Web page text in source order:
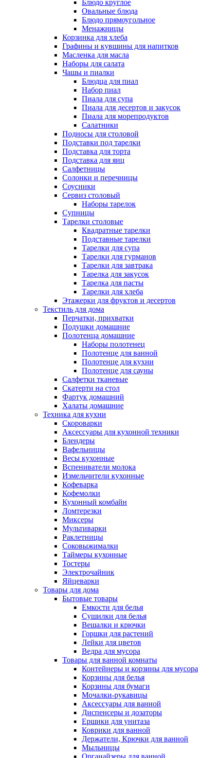
Блюдо круглое
Овальные блюда
Блюдо прямоугольное
Менажницы
Корзинка для хлеба
Графины и кувшины для напитков
Масленка для масла
Наборы для салата
Чашы и пиалки
Блюдца для пиал
Набор пиал
Пиала для супа
Пиала для десертов и закусок
Пиала для морепродуктов
Салатники
Подносы для столовой
Подставки под тарелки
Подставка для торта
Подставка для яиц
Салфетницы
Солонки и перечницы
Соусники
Сервиз столовый
Наборы тарелок
Супницы
Тарелки столовые
Квадратные тарелки
Подставные тарелки
Тарелки для супа
Тарелки для гурманов
Тарелки для завтрака
Тарелка для закусок
Тарелка для пасты
Тарелки для хлеба
Этажерки для фруктов и десертов
Текстиль для дома
Перчатки, прихватки
Подушки домашние
Полотенца домашние
Наборы полотенец
Полотенце для ванной
Полотенце для кухни
Полотенце для сауны
Салфетки тканевые
Скатерти на стол
Фартук домашний
Халаты домашние
Техника для кухни
Скороварки
Аксессуары для кухонной техники
Блендеры
Вафельницы
Весы кухонные
Вспениватели молока
Измельчители кухонные
Кофеварка
Кофемолки
Кухонный комбайн
Ломтерезки
Миксеры
Мультиварки
Раклетницы
Соковыжималки
Таймеры кухонные
Тостеры
Электрочайник
Яйцеварки
Товары для дома
Бытовые товары
Емкости для белья
Сушилки для белья
Вешалки и крючки
Горшки для растений
Лейки для цветов
Ведра для мусора
Товары для ванной комнаты
Контейнеры и корзины для мусора
Корзины для белья
Корзины для бумаги
Мочалки-рукавицы
Аксессуары для ванной
Диспенсеры и дозаторы
Ершики для унитаза
Коврики для ванной
Держатели, Крючки для ванной
Мыльницы
Органайзеры для ванной